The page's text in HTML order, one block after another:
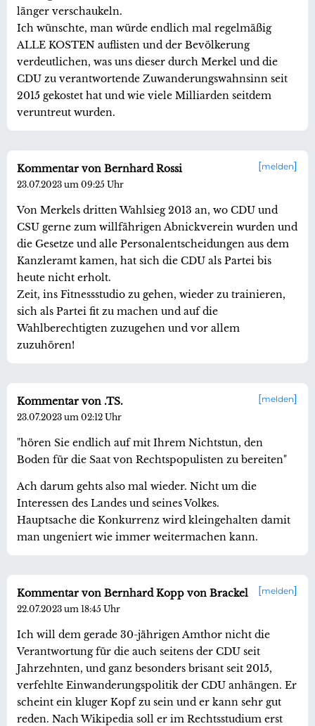
länger verschaukeln.
Ich wünschte, man würde endlich mal regelmäßig
ALLE KOSTEN auflisten und der Bevölkerung
verdeutlichen, was uns dieser durch Merkel und die
CDU zu verantwortende Zuwanderungswahnsinn seit
2015 gekostet hat und wie viele Milliarden seitdem
veruntreut wurden.
melden
Kommentar von Bernhard Rossi
23.07.2023 um 09:25 Uhr
Von Merkels dritten Wahlsieg 2013 an, wo CDU und
CSU gerne zum willfährigen Abnickverein wurden und
die Gesetze und alle Personalentscheidungen aus dem
Kanzleramt kamen, hat sich die CDU als Partei bis
heute nicht erholt.
Zeit, ins Fitnessstudio zu gehen, wieder zu trainieren,
sich als Partei fit zu machen und auf die
Wahlberechtigten zuzugehen und vor allem
zuzuhören!
melden
Kommentar von .TS.
23.07.2023 um 02:12 Uhr
"hören Sie endlich auf mit Ihrem Nichtstun, den
Boden für die Saat von Rechtspopulisten zu bereiten"
Ach darum gehts also mal wieder. Nicht um die
Interessen des Landes und seines Volkes.
Hauptsache die Konkurrenz wird kleingehalten damit
man ungeniert wie immer weitermachen kann.
melden
Kommentar von Bernhard Kopp von Brackel
22.07.2023 um 18:45 Uhr
Ich will dem gerade 30-jährigen Amthor nicht die
Verantwortung für die auch seitens der CDU seit
Jahrzehnten, und ganz besonders brisant seit 2015,
verfehlte Einwanderungspolitik der CDU anhängen. Er
scheint ein kluger Kopf zu sein und er kann sehr gut
reden. Nach Wikipedia soll er im Rechtsstudium erst